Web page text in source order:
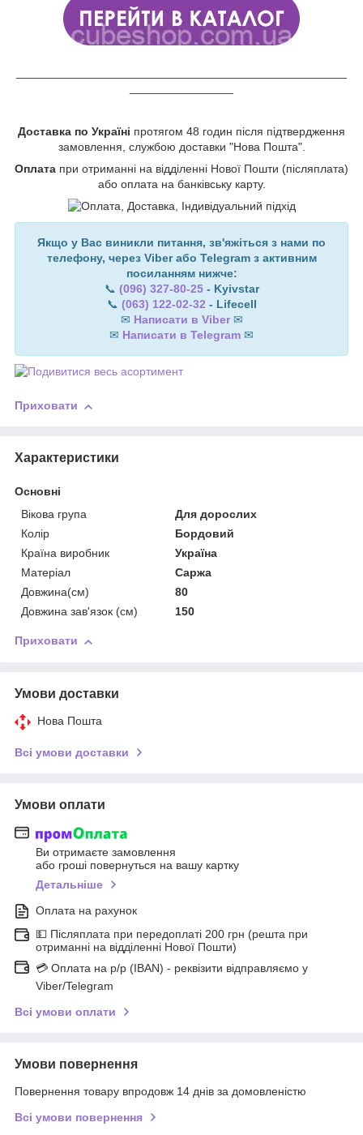
Доставка по Україні протягом 48 годин після підтвердження
замовлення, службою доставки "Нова Пошта".
Оплата при отриманні на відділенні Нової Пошти (післяплата)
або оплата на банківську карту.
Якщо у Вас виникли питання, зв'яжіться з нами по
телефону, через Viber або Telegram з активним
посиланням нижче:
📞 (096) 327-80-25- Kyivstar
📞 (063) 122-02-32- Lifecell
✉ Написати в Viber ✉
✉ Написати в Telegram ✉
Приховати
Характеристики
Основні
Вікова група
Для дорослих
Колір
Бордовий
Країна виробник
Україна
Матеріал
Саржа
Довжина(см)
80
Довжина зав'язок (см)
150
Приховати
Умови доставки
Нова Пошта
Всі умови доставки
Умови оплати
Ви отримаєте замовлення
або гроші повернуться на вашу картку
Детальніше
Оплата на рахунок
💵 Післяплата при передоплаті 200 грн (решта при
отриманні на відділенні Нової Пошти)
💳 Оплата на р/р (IBAN) - реквізити відправляємо у
Viber/Telegram
Всі умови оплати
Умови повернення
Повернення товару впродовж 14 днів за домовленістю
Всі умови повернення